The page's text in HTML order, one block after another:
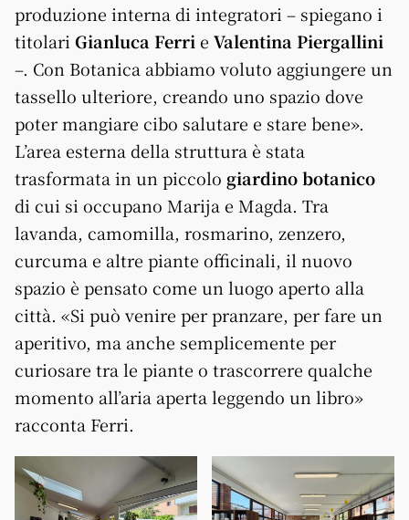
produzione interna di integratori – spiegano i
titolari Gianluca Ferri e Valentina Piergallini
–. Con Botanica abbiamo voluto aggiungere un
tassello ulteriore, creando uno spazio dove
poter mangiare cibo salutare e stare bene».
L’area esterna della struttura è stata
trasformata in un piccolo giardino botanico
di cui si occupano Marija e Magda. Tra
lavanda, camomilla, rosmarino, zenzero,
curcuma e altre piante officinali, il nuovo
spazio è pensato come un luogo aperto alla
città. «Si può venire per pranzare, per fare un
aperitivo, ma anche semplicemente per
curiosare tra le piante o trascorrere qualche
momento all’aria aperta leggendo un libro»
racconta Ferri.